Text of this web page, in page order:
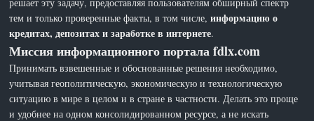
тем и только проверенные факты, в том числе,информацию о
кредитах, депозитах и заработке в интернете.
Миссия информационного портала fdlx.com
Принимать взвешенные и обоснованные решения необходимо,
учитывая геополитическую, экономическую и технологическую
ситуацию в мире в целом и в стране в частности. Делать это проще
и удобнее на одном консолидированном ресурсе, а не искать